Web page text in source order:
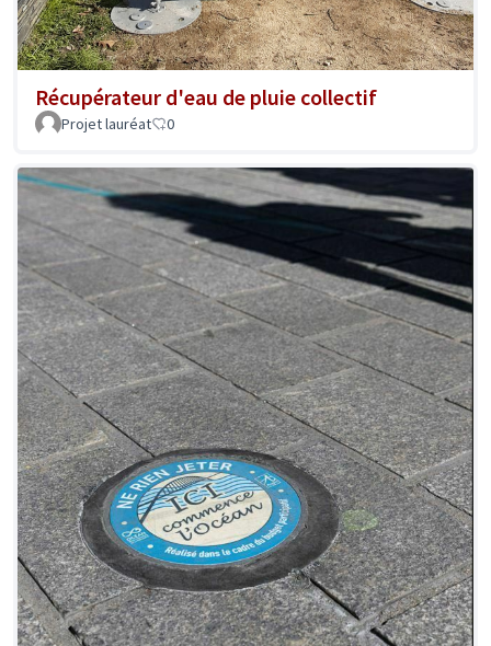
Récupérateur d'eau de pluie collectif
Projet lauréat 0